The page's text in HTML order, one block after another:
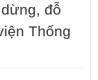
đỗ
Thống